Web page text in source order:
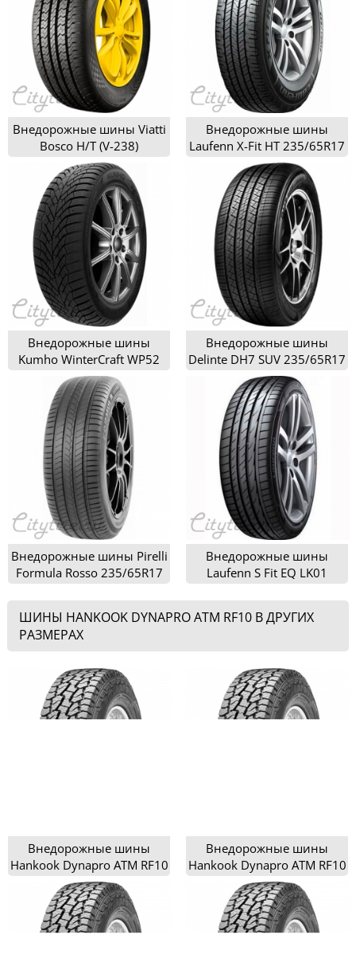
Внедорожные шины Viatti
Bosco H/T (V-238)
235/65R17
Внедорожные шины
Laufenn X-Fit HT 235/65R17
Внедорожные шины
Kumho WinterCraft WP52
235/65R17
Внедорожные шины
Delinte DH7 SUV 235/65R17
Внедорожные шины Pirelli
Formula Rosso 235/65R17
Внедорожные шины
Laufenn S Fit EQ LK01
ШИНЫ HANKOOK DYNAPRO ATM RF10 В ДРУГИХ
РАЗМЕРАХ
Внедорожные шины
Hankook Dynapro ATM RF10
195/80R15
Внедорожные шины
Hankook Dynapro ATM RF10
205/70R15